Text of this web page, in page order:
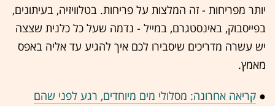
יותר מפריחות - זה המלצות על פריחות. בטלוויזיה, בעיתונים,
בפייסבוק, באינסטגרם, במייל - נדמה שעל כל כלנית שצצה
יש עשרה מדריכים שיסבירו לכם איך להגיע עד אליה באפס
מאמץ.
● קריאה אחרונה: מסלולי מים מיוחדים, רגע לפני שהם